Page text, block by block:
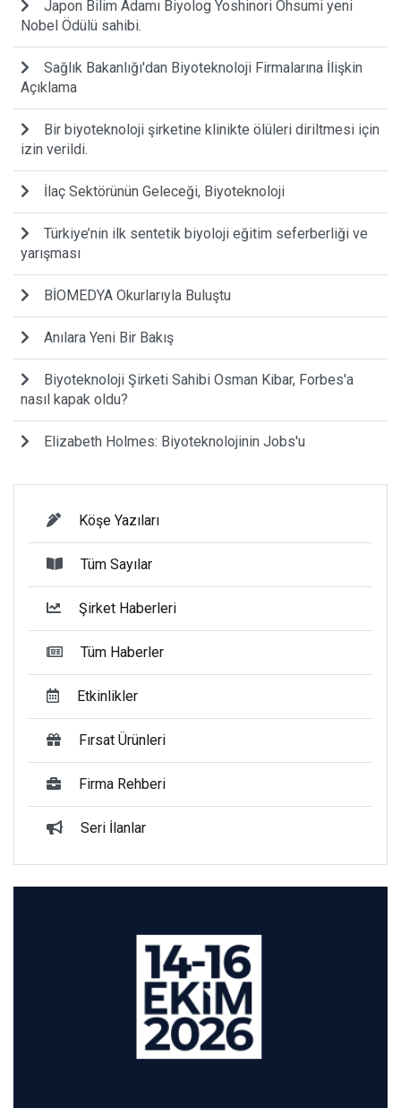
Japon Bilim Adamı Biyolog Yoshinori Ohsumi yeni
Nobel Ödülü sahibi.
Sağlık Bakanlığı'dan Biyoteknoloji Firmalarına İlişkin
Açıklama
Bir biyoteknoloji şirketine klinikte ölüleri diriltmesi için
izin verildi.
İlaç Sektörünün Geleceği, Biyoteknoloji
Türkiye’nin ilk sentetik biyoloji eğitim seferberliği ve
yarışması
BİOMEDYA Okurlarıyla Buluştu
Anılara Yeni Bir Bakış
Biyoteknoloji Şirketi Sahibi Osman Kibar, Forbes'a
nasıl kapak oldu?
Elizabeth Holmes: Biyoteknolojinin Jobs'u
Köşe Yazıları
Tüm Sayılar
Şirket Haberleri
Tüm Haberler
Etkinlikler
Fırsat Ürünleri
Firma Rehberi
Seri İlanlar